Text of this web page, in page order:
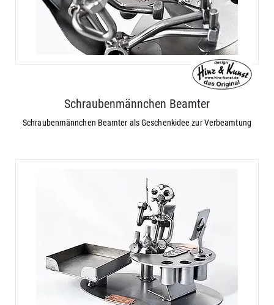
Schraubenmännchen Beamter
Schraubenmännchen Beamter als Geschenkidee zur Verbeamtung